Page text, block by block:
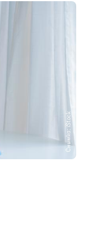
Снимка: iStock